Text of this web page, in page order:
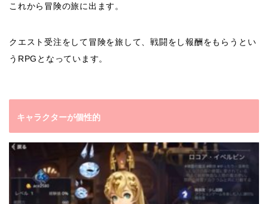
これから冒険の旅に出ます。
クエスト受注をして冒険を旅して、戦闘をし報酬をもらうとい
うRPGとなっています。
キャラクターが個性的